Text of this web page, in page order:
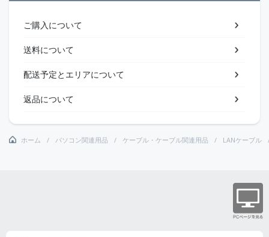
ご購入について
送料について
配送予定とエリアについて
返品について
ホーム パソコン関連用品 ケーブル・ケーブル関連用品 LANケーブル